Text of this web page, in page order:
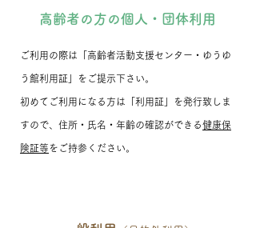
​高齢者の方の個人・団体利用
ご利用の際は「高齢者活動支援センター・ゆうゆ
う館利用証」をご提示下さい。
初めてご利用になる方は「利用証」を発行致しま
すので、住所・氏名・年齢の確認ができる健康保
険証等 をご持参ください。